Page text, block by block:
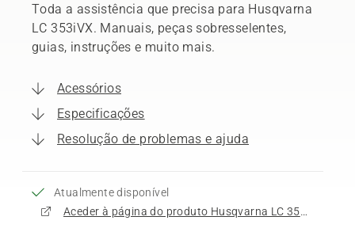
Toda a assistência que precisa para Husqvarna
LC 353iVX. Manuais, peças sobresselentes,
guias, instruções e muito mais.
Acessórios
Especificações
Resolução de problemas e ajuda
Atualmente disponível
Aceder à página do produto Husqvarna LC 353iVX